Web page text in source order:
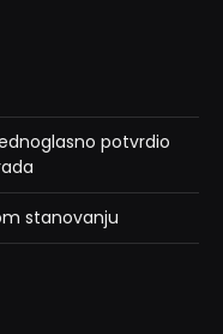
potvrdio
stanovanju